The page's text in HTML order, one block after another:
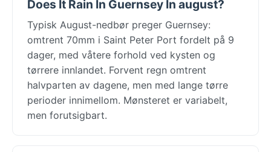
Does It Rain In Guernsey In august?
Typisk August-nedbør preger Guernsey:
omtrent 70mm i Saint Peter Port fordelt på 9
dager, med våtere forhold ved kysten og
tørrere innlandet. Forvent regn omtrent
halvparten av dagene, men med lange tørre
perioder innimellom. Mønsteret er variabelt,
men forutsigbart.